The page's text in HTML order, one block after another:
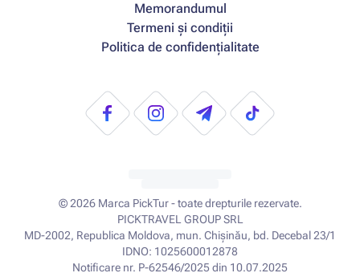
Memorandumul
Termeni și condiții
Politica de confidențialitate
© 2026 Marca PickTur - toate drepturile rezervate.
PICKTRAVEL GROUP SRL
MD-2002, Republica Moldova, mun. Chișinău, bd. Decebal 23/1
IDNO: 1025600012878
Notificare nr. P-62546/2025 din 10.07.2025